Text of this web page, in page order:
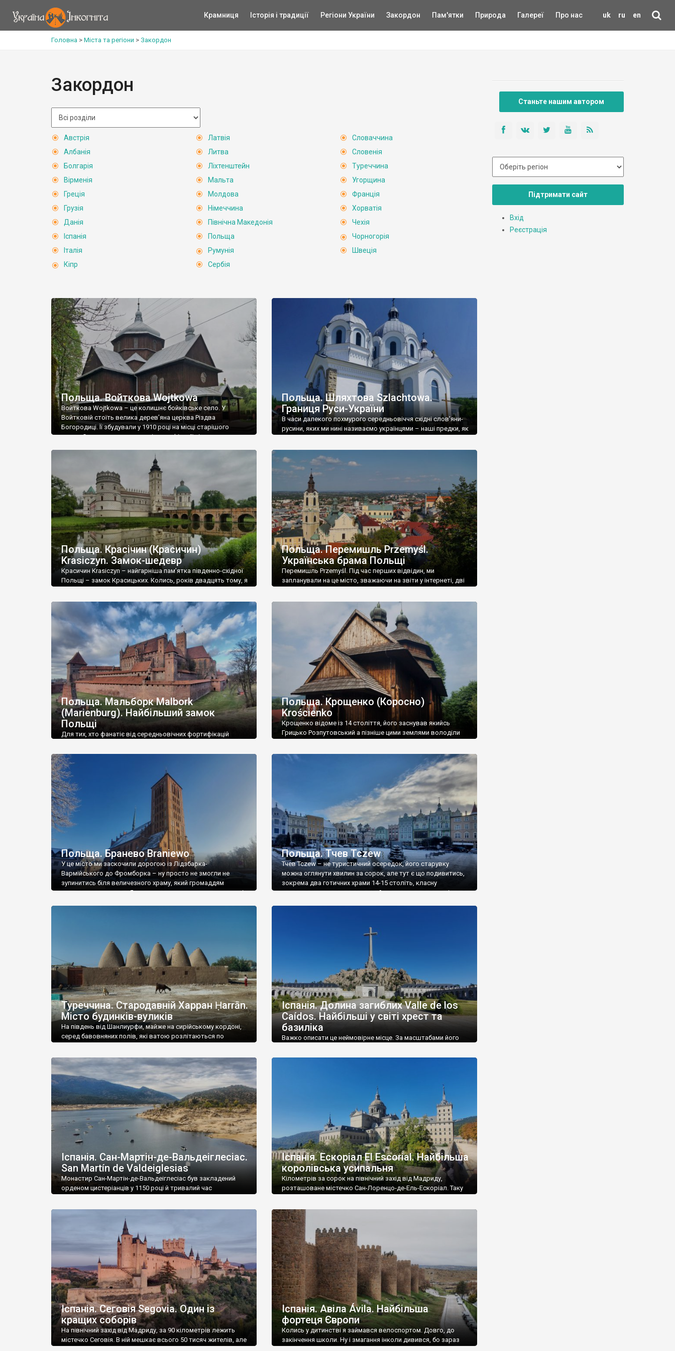
uk ru en
Крамниця Історія і традиції Регіони України Закордон Пам'ятки Природа Галереї Про нас
Головна > Міста та регіони > Закордон
Закордон
Австрія
Албанія
Болгарія
Вірменія
Греція
Грузія
Данія
Іспанія
Італія
Кіпр
Латвія
Литва
Ліхтенштейн
Мальта
Молдова
Німеччина
Північна Македонія
Польща
Румунія
Сербія
Словаччина
Словенія
Туреччина
Угорщина
Франція
Хорватія
Чехія
Чорногорія
Швеція
Польща. Войткова Wojtkowa
Войткова Wojtkowa – це колишнє бойківське село. У
Войтковій стоїть велика дерев’яна церква Різдва
Богородиці. Її збудували у 1910 році на місці старішого
храму. Стиль церкви польські класифікації відносять до так
модерн, із ухилом в український історизм, або ж український
модерн. Хоча він зовсім не схожий на еталони […]
Польща. Шляхтова Szlachtowa.
Границя Руси-України
В часи далекого похмурого середньовіччя східні слов’яни-
русини, яких ми нині називаємо українцями – наші предки, як
непривітні, але ж подалі від страшних степових зимових
морозів, а головне – подалі від кочових племен із Дикого
поля. І зайшли […]
Польща. Красічин (Красичин)
Krasiczyn. Замок-шедевр
Красичин Krasiczyn – найгарніша пам’ятка південно-східної
Польщі – замок Красицьких. Колись, років двадцять тому, я
– мрія туристів, кожен хоче їх побачити. У Красичині стоїть
замок, як звідти, а може й гарніший. Це всього за якихось
двадцять кілометрів від […]
Польща. Перемишль Przemyśl.
Українська брама Польщі
Перемишль Przemyśl. Під час перших відвідин, ми
запланували на це місто, зважаючи на звіти у інтернеті, дві
потребує кількох днів. Тому пізніше, може за півроку, ми
повернулися сюди – приїхали потягом Інтерсіті із Києва –
він тільки-но почав курсувати по […]
Польща. Мальборк Malbork
(Marienburg). Найбільший замок
Польщі
Для тих, хто фанатіє від середньовічних фортифікацій
цегляний замок у світі, найбільша готична, об’єкт Світової
спадщини ЮНЕСКО, неймовірний ансамбль мурів, башт,
храмів, палаців, казарм та господарських споруд. Найкраще
велич замку у Мальборку можна розгледіти із
протилежного (лівого) боку річки Ногат – від замку, який
стоїть на правому, покладено […]
Польща. Крощенко (Коросно)
Krościenko
Крощенко відоме із 14 століття, його заснував якийсь
Грицько Розпутовський а пізніше цими землями володіли
Руського воєводства Речі Посполитої, а після її поділу
потрапило у межі Добромильського повіту Галичини та
Володимерії. На південь і на північ від Крощенко Krościenko
розкинулася Бойківщина – етнічна […]
Польща. Бранево Braniewo
У це місто ми заскочили дорогою із Лідзбарка-
Вармійського до Фромборка – ну просто не змогли не
зупинитись біля величезного храму, який громаддям
нависав над площею. Я поглянув на карту – та це ж поряд із
Польща. Тчев Tczew
Тчев Tczew – не туристичний осередок, його старувку
можна оглянути хвилин за сорок, але тут є що подивитись,
зокрема два готичних храми 14-15 століть, класну
неоготичну ратушу, неоготичний поштамп, залишки міських
Туреччина. Стародавній Харран Ḥarrān.
Місто будинків-вуликів
На південь від Шанлиурфи, майже на сирійському кордоні,
серед бавовняних полів, які ватою розлітаються по
вуликів, зведених із каміння та глини. Верхи цих будинків
зроблені у вигляді численних конусів – кажуть, що так, у
давнину, до появи кондиціонерів, боролися із […]
Іспанія. Долина загиблих Valle de los
Caídos. Найбільші у світі хрест та
базиліка
Важко описати це неймовірне місце. За масштабами його
гробниці могли дозволити собі лише найбагатші й найбільш
найбільший і найдовший храм планети, повністю
видовбаний у скелі – базиліка Санта-Крус-дель-Вальє-де-
Іспанія. Сан-Мартін-де-Вальдеіглесіас.
San Martín de Valdeiglesias
Монастир Сан-Мартін-де-Вальдеіглесіас був закладений
орденом цистеріанців у 1150 році й тривалий час
столітті додався іспанський різновид ренесансу –
платереску. У 1836 році монахи залишили обитель, а
монастир було конфісковано у державну власність. Тоді
почалася його руйнація. Я так […]
Іспанія. Ескоріал El Escorial. Найбільша
королівська усипальня
Кілометрів за сорок на північний захід від Мадриду,
розташоване містечко Сан-Лоренцо-де-Ель-Ескоріал. Таку
гігантського монастиря, який виконував функції
королівської резиденції та усипальні. Можна сказати, що це
вагома історико-культурна і туристична локація для всієї
Іспанії та ще й об’єкт Всесвітньої спадщини ЮНЕСКО. Якщо
чесно, […]
Іспанія. Сеговія Segovia. Один із
кращих соборів
На північний захід від Мадриду, за 90 кілометрів лежить
містечко Сеговія. В ній мешкає всього 50 тисяч жителів, але
Іспанія. Авіла Ávila. Найбільша
фортеця Європи
Колись у дитинстві я займався велоспортом. Довго, до
закінчення школи. Ну і змагання інколи дивився, бо зараз
Станьте нашим автором
Підтримати сайт
Вхід
Реєстрація